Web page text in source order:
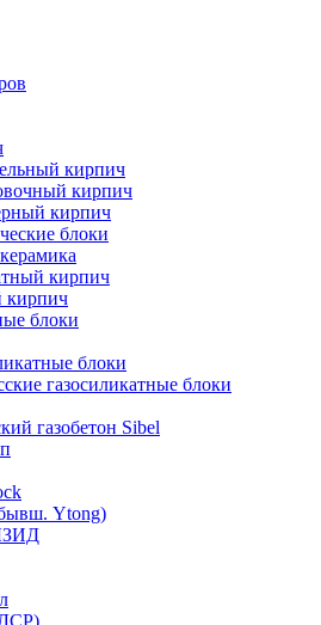
кирпич
кирпич
кирпич
блоки
кирпич
кирпич
блоки
блоки
газосиликатные блоки
газобетон Sibel
Ytong)